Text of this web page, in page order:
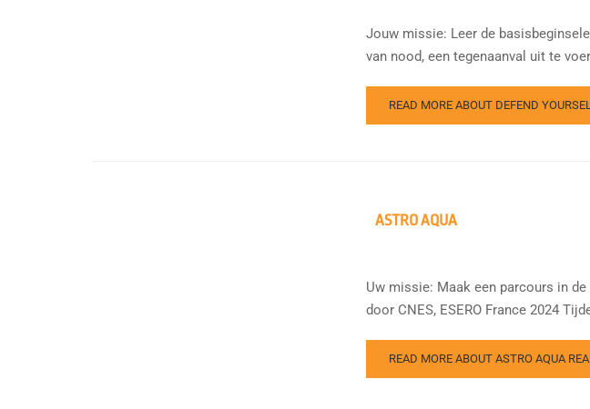
Jouw missie: Leer de
van nood, een tegenaanval uit te
READ MORE ABOUT DEFEND
ASTRO AQUA
Uw missie: Maak een parcours in
door CNES, ESERO France 2024
READ MORE ABOUT ASTRO AQUA